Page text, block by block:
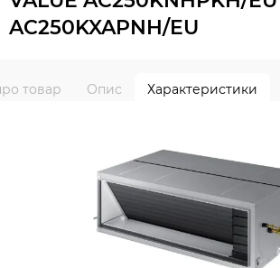
AC250KXAPNH/EU
товар Опис Характеристики